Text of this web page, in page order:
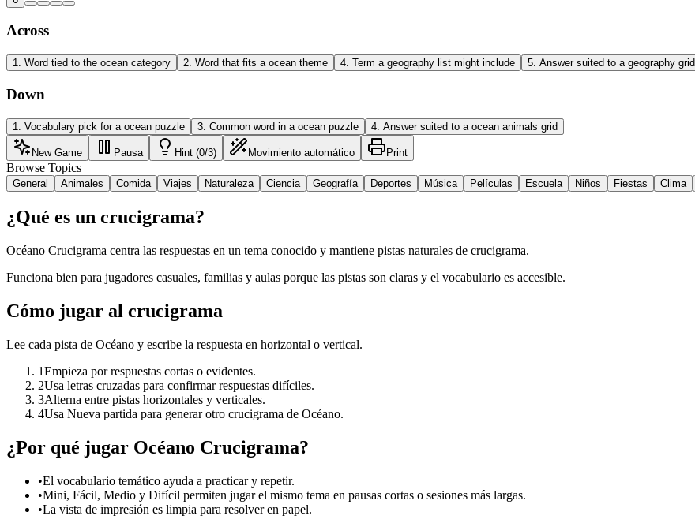
Across
1. Word tied to the ocean category 2. Word that fits a ocean theme 4. Term a geography list might include 5. Answer suited to a geography grid
Down
1 Vocabulary pick for a ocean puzzle 3 Common word in a ocean puzzle 4 Answer suited to a ocean animals grid
New Game Pausa Hint (0/3) Movimiento automático Print
Browse Topics
General Animales Comida Viajes Naturaleza Ciencia Geografía Deportes Música Películas Escuela Niños Fiestas Clima
¿Qué es un crucigrama?
Océano Crucigrama centra las respuestas en un tema conocido y mantiene pistas naturales de crucigrama.
Funciona bien para jugadores casuales, familias y aulas porque las pistas son claras y el vocabulario es accesible.
Cómo jugar al crucigrama
Lee cada pista de Océano y escribe la respuesta en horizontal o vertical.
1Empieza por respuestas cortas o evidentes.
2Usa letras cruzadas para confirmar respuestas difíciles.
3Alterna entre pistas horizontales y verticales.
4Usa Nueva partida para generar otro crucigrama de Océano.
¿Por qué jugar Océano Crucigrama?
•El vocabulario temático ayuda a practicar y repetir.
•Mini, Fácil, Medio y Difícil permiten jugar el mismo tema en pausas cortas o sesiones más largas.
•La vista de impresión es limpia para resolver en papel.